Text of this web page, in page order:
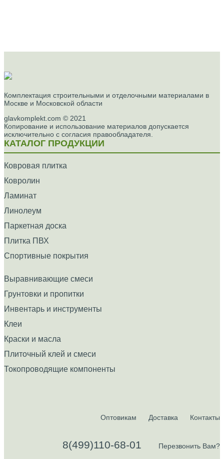
Комплектация строительными и отделочными материалами в
Москве и Московской области
glavkomplekt.com © 2021
Копирование и использование материалов допускается
исключительно с согласия правообладателя.
КАТАЛОГ ПРОДУКЦИИ
Ковровая плитка
Ковролин
Ламинат
Линолеум
Паркетная доска
Плитка ПВХ
Спортивные покрытия
Выравнивающие смеси
Грунтовки и пропитки
Инвентарь и инструменты
Клеи
Краски и масла
Плиточный клей и смеси
Токопроводящие компоненты
Оптовикам Доставка Контакты
8(499)110-68-01 Перезвонить Вам?